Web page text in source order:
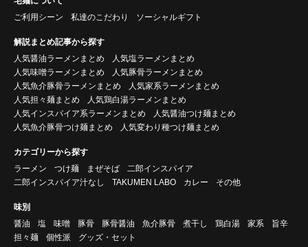
ご利用シーン
私達のこだわり ソーシャルギフト
解説まとめ記事から探す
人気醤油ラーメンまとめ
人気塩ラーメンまとめ
人気味噌ラーメンまとめ
人気豚骨ラーメンまとめ
人気魚介豚骨ラーメンまとめ
人気家系ラーメンまとめ
人気担々麺まとめ
人気鶏白湯ラーメンまとめ
人気インスパイア系ラーメンまとめ
人気醤油つけ麺まとめ
人気魚介豚骨つけ麺まとめ
人気変わり種つけ麺まとめ
カテゴリーから探す
ラーメン
つけ麺 まぜそば
二郎インスパイア
二郎インスパイア汁なし
TAKUMEN LABO カレー その他
味別
醤油
塩 味噌 豚骨 豚骨醤油 魚介豚骨 煮干し 鶏白湯 家系
旨辛
担々麺
個性派 グッズ・セット